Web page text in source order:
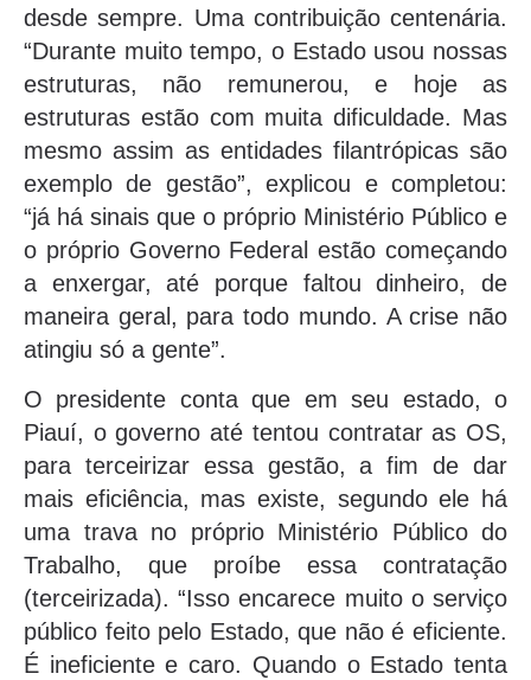
desde sempre. Uma contribuição centenária.
“Durante muito tempo, o Estado usou nossas
estruturas, não remunerou, e hoje as
estruturas estão com muita dificuldade. Mas
mesmo assim as entidades filantrópicas são
exemplo de gestão”, explicou e completou:
“já há sinais que o próprio Ministério Público e
o próprio Governo Federal estão começando
a enxergar, até porque faltou dinheiro, de
maneira geral, para todo mundo. A crise não
atingiu só a gente”.
O presidente conta que em seu estado, o
Piauí, o governo até tentou contratar as OS,
para terceirizar essa gestão, a fim de dar
mais eficiência, mas existe, segundo ele há
uma trava no próprio Ministério Público do
Trabalho, que proíbe essa contratação
(terceirizada). “Isso encarece muito o serviço
público feito pelo Estado, que não é eficiente.
É ineficiente e caro. Quando o Estado tenta